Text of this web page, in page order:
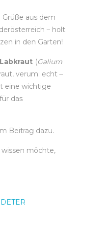
Grüße aus dem
– holt
in den Garten!
(Galium
verum: echt –
eine wichtige
das
Beitrag dazu.
möchte,